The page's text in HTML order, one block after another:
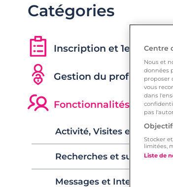
Catégories
Inscription et 1ers pas
Gestion du profil
Fonctionnalités,
Activité, Visites et Likes
Recherches et
Messages et Interactions
Centre
Nous et
données
proposer
vous
dans
pas
Stocker
limitées,
Liste de